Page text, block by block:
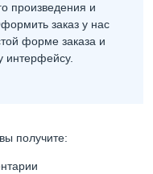
произведения и
заказ у нас
форме заказа и
интерфейсу.
получите: